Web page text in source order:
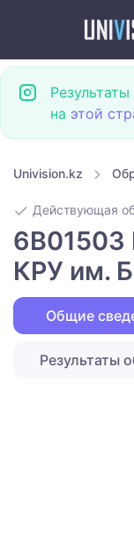
на этой
Univision.kz
Действующая
6B01503
КРУ им.
Общие
Результаты